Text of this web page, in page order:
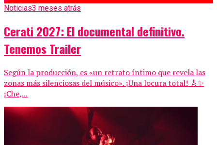
Noticias3 meses atrás
Cerati 2027: El documental definitivo.
Tenemos Trailer
Según la producción, es «un retrato íntimo que revela las
zonas más silenciosas del músico». ¡Una locura total! 🎸✨
¡Che,...